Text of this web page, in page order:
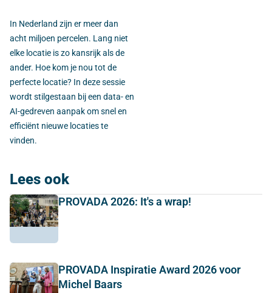
In Nederland zijn er meer dan
acht miljoen percelen. Lang niet
elke locatie is zo kansrijk als de
ander. Hoe kom je nou tot de
perfecte locatie? In deze sessie
wordt stilgestaan bij een data- en
AI-gedreven aanpak om snel en
efficiënt nieuwe locaties te
vinden.
Lees ook
PROVADA 2026: It's a wrap!
PROVADA Inspiratie Award 2026 voor
Michel Baars